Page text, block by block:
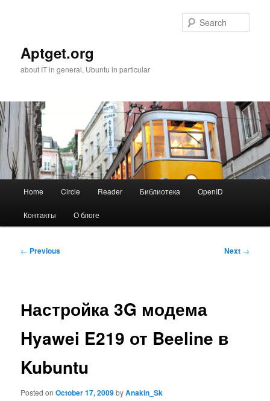
Aptget.org
about IT in general, Ubuntu in particular
Home Circle Reader Библиотека OpenID
Контакты О блоге
Post
← Previous Next →
Настройка 3G модема
Hyawei E219 от Beeline в
Kubuntu
Posted onOctober 17, 2009byAnakin_Sk